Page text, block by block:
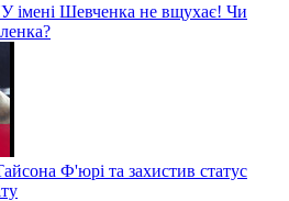
імені Шевченка не вщухає! Чи
Ф'юрі та захистив статус